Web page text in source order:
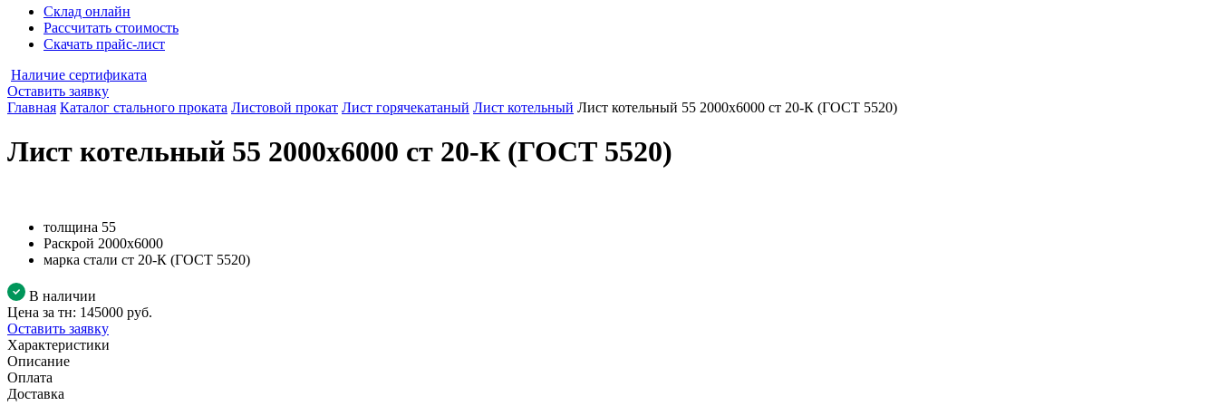
Склад онлайн
Рассчитать стоимость
Скачать прайс-лист
Наличие сертификата
Оставить заявку
Главная Каталог стального проката Листовой прокат Лист горячекатаный Лист котельный Лист котельный 55 2000х6000 ст 20-К (ГОСТ 5520)
Лист котельный 55 2000х6000 ст 20-К (ГОСТ 5520)
толщина 55
Раскрой 2000х6000
марка стали ст 20-К (ГОСТ 5520)
В наличии
Цена за тн: 145000 руб.
Оставить заявку
Характеристики
Описание
Оплата
Доставка